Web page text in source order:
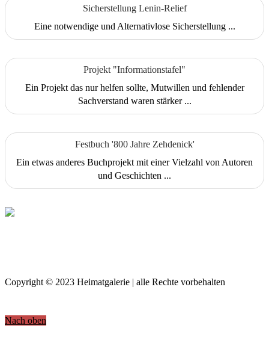
Sicherstellung Lenin-Relief
Eine notwendige und Alternativlose Sicherstellung ...
Projekt "Informationstafel"
Ein Projekt das nur helfen sollte, Mutwillen und fehlender
Sachverstand waren stärker ...
Festbuch '800 Jahre Zehdenick'
Ein etwas anderes Buchprojekt mit einer Vielzahl von Autoren
und Geschichten ...
Copyright © 2023 Heimatgalerie | alle Rechte vorbehalten
Nach oben